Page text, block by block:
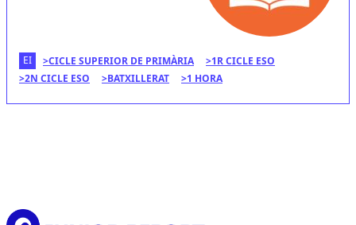
EI CICLE SUPERIOR DE PRIMÀRIA
1R CICLE ESO
2N CICLE ESO
BATXILLERAT 1 HORA